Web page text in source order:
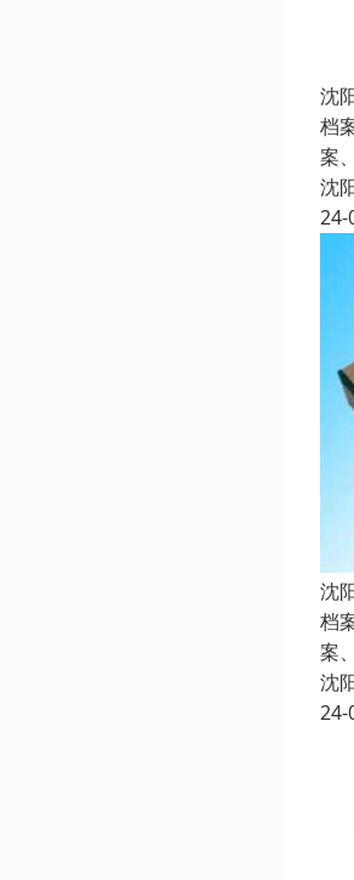
沈
档
案
沈
24-
沈
档
案
沈
24-